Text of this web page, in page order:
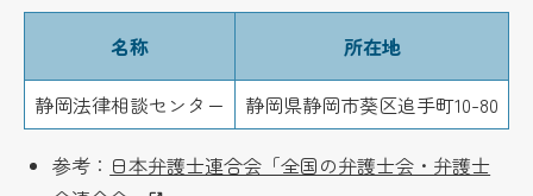
名称 所在地
静岡法律相談センター 静岡県静岡市葵区追手町10-80
参考： 日本弁護士連合会「全国の弁護士会・弁護士